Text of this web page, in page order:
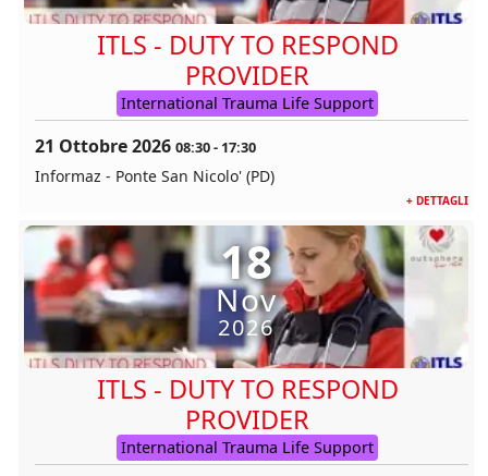
ITLS - DUTY TO RESPOND
PROVIDER
International Trauma Life Support
21 Ottobre 2026 08:30- 17:30
Informaz - Ponte San Nicolo' (PD)
+ DETTAGLI
18
Nov
2026
ITLS - DUTY TO RESPOND
PROVIDER
International Trauma Life Support